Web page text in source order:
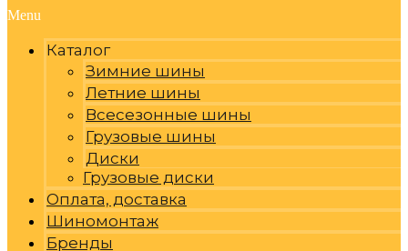
Menu
Каталог
Зимние шины
Летние шины
Всесезонные шины
Грузовые шины
Диски
Грузовые диски
Оплата, доставка
Шиномонтаж
Бренды